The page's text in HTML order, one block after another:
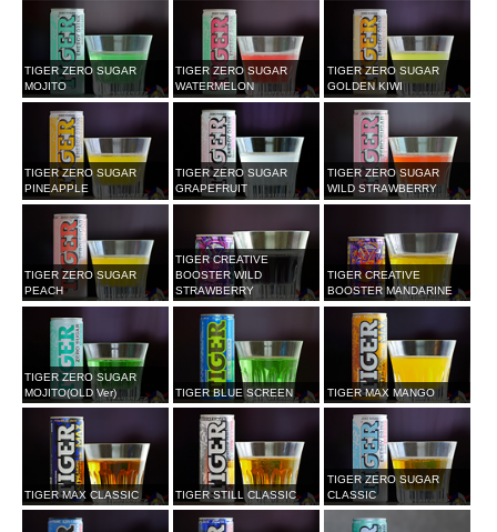
TIGER ZERO SUGAR
MOJITO
TIGER ZERO SUGAR
WATERMELON
TIGER ZERO SUGAR
GOLDEN KIWI
TIGER ZERO SUGAR
PINEAPPLE
TIGER ZERO SUGAR
GRAPEFRUIT
TIGER ZERO SUGAR
WILD STRAWBERRY
TIGER ZERO SUGAR
PEACH
TIGER CREATIVE
BOOSTER WILD
STRAWBERRY
TIGER CREATIVE
BOOSTER MANDARINE
TIGER ZERO SUGAR
MOJITO(OLD Ver)
TIGER BLUE SCREEN TIGER MAX MANGO
TIGER MAX CLASSIC TIGER STILL CLASSIC
TIGER ZERO SUGAR
CLASSIC